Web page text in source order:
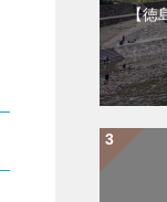
【徳